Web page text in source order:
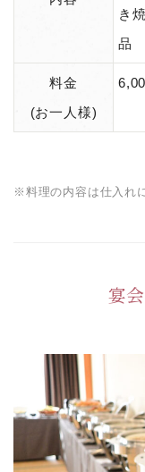
き
品
料金
(お一人様)
※料理の内容は仕入れ
宴